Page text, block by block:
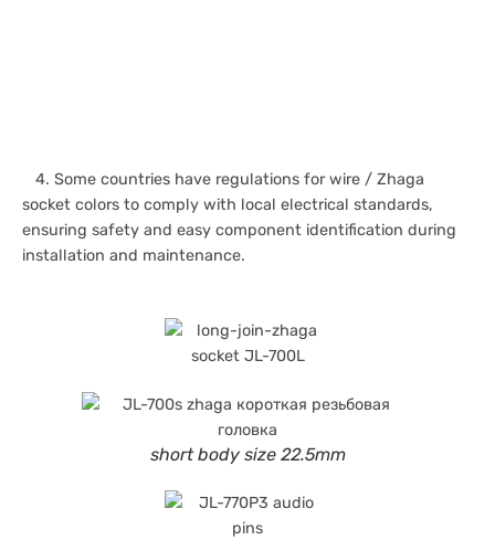
4. Some countries have regulations for wire / Zhaga
socket colors to comply with local electrical standards,
ensuring safety and easy component identification during
installation and maintenance.
short body size 22.5mm